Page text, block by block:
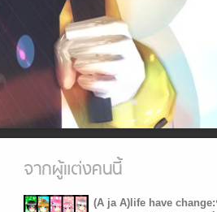
จากผู้แต่งคนนี้
(A ja A)life have